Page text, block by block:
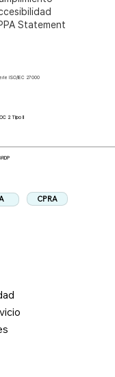
Statement
ISO/IEC 27000
2 Tipo II
CPRA